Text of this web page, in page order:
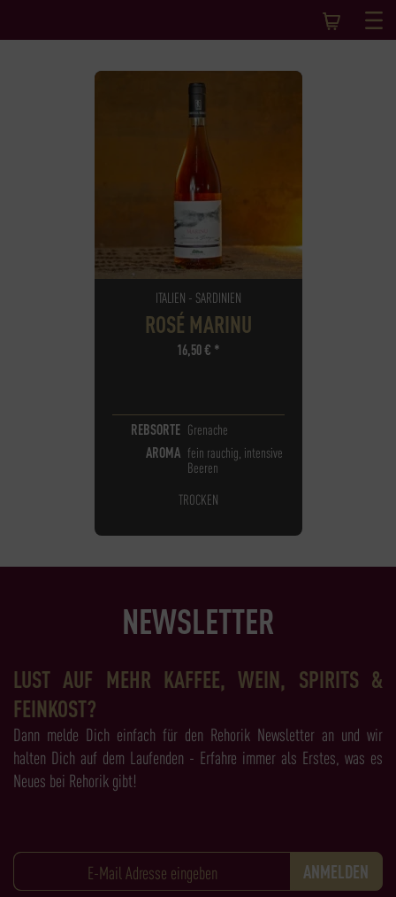
ITALIEN - SARDINIEN
ROSÉ MARINU
16,50€ *
REBSORTE Grenache
AROMA fein rauchig, intensive
Beeren
TROCKEN
NEWSLETTER
LUST AUF MEHR KAFFEE, WEIN, SPIRITS &
FEINKOST?
Dann melde Dich einfach für den Rehorik Newsletter an und wir
halten Dich auf dem Laufenden - Erfahre immer als Erstes, was es
Neues bei Rehorik gibt!